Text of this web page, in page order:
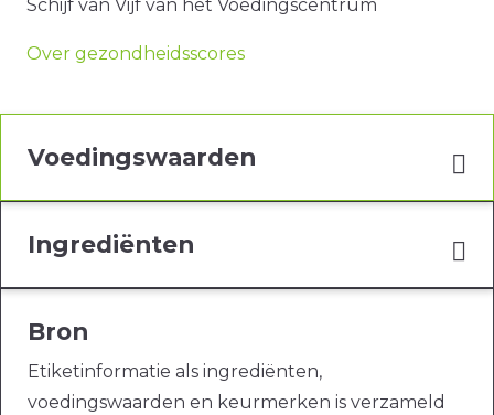
Schijf van Vijf van het Voedingscentrum
Over gezondheidsscores
Voedingswaarden
Ingrediënten
Bron
Etiketinformatie als ingrediënten,
voedingswaarden en keurmerken is verzameld